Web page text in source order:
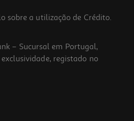
sobre a utilização de Crédito.
– Sucursal em Portugal,
registado no